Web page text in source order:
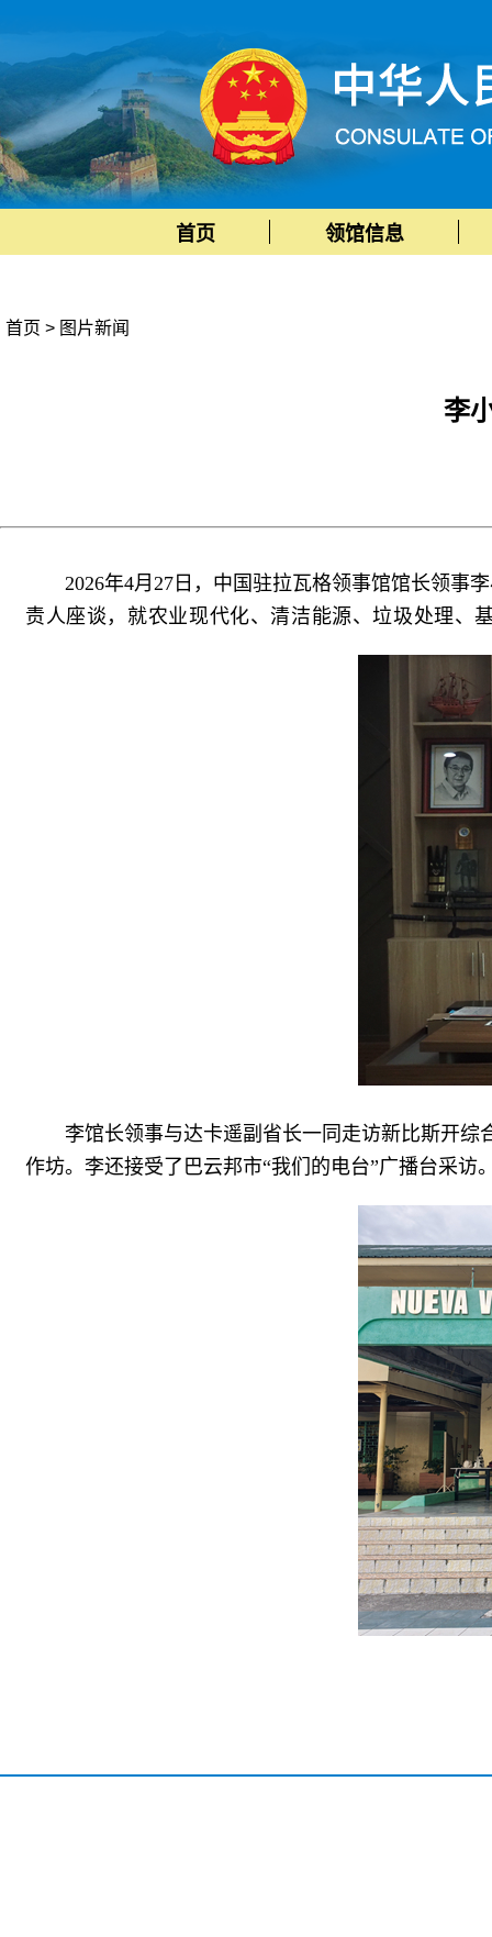
首页 领馆信息
首页 > 图片新闻
李
2026年4月27日，中国驻拉瓦格领事馆馆长领事
责人座谈，就农业现代化、清洁能源、垃圾处理、
李馆长领事与达卡遥副省长一同走访新比斯开
作坊。李还接受了巴云邦市“我们的电台”广播台采访